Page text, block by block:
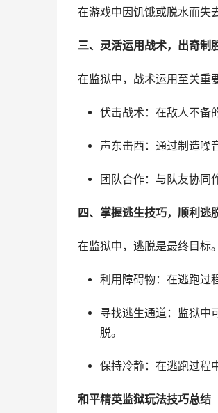
在游戏中因饥饿或脱水而失
三、灵活运用战术，出奇制
在监狱中，战术运用至关重
伏击战术：在敌人不备
声东击西：通过制造噪
团队合作：与队友协同
四、掌握逃生技巧，顺利逃
在监狱中，逃脱是最终目标
利用障碍物：在逃跑过
寻找逃生通道：监狱中
脱。
保持冷静：在逃跑过程
和平精英监狱玩法技巧总结